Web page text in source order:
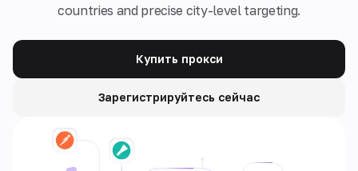
countries and precise city-level targeting.
Купить прокси
Зарегистрируйтесь сейчас